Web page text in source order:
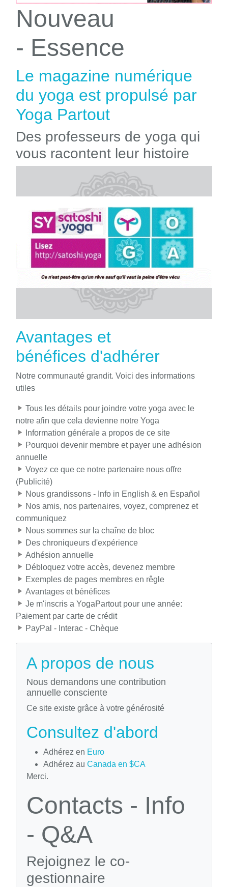
Nouveau
- Essence
Le magazine numérique
du yoga est propulsé par
Yoga Partout
Des professeurs de yoga qui
vous racontent leur histoire
Avantages et
bénéfices d'adhérer
Notre communauté grandit. Voici des informations
utiles
Tous les détails pour joindre votre yoga avec le
notre afin que cela devienne notre Yoga
Information générale a propos de ce site
Pourquoi devenir membre et payer une adhésion
annuelle
Voyez ce que ce notre partenaire nous offre
(Publicité)
Nous grandissons - Info in English & en Español
Nos amis, nos partenaires, voyez, comprenez et
communiquez
Nous sommes sur la chaîne de bloc
Des chroniqueurs d'expérience
Adhésion annuelle
Débloquez votre accès, devenez membre
Exemples de pages membres en rêgle
Avantages et bénéfices
Je m'inscris a YogaPartout pour une année:
Paiement par carte de crédit
PayPal - Interac - Chèque
A propos de nous
Nous demandons une contribution
annuelle consciente
Ce site existe grâce à votre générosité
Consultez d'abord
Adhérez en Euro
Adhérez au Canada en $CA
Merci.
Contacts - Info
- Q&A
Rejoignez le co-
gestionnaire